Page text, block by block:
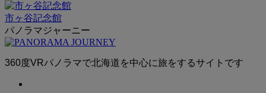
市ヶ谷記念館
パノラマジャーニー
360度VRパノラマで北海道を中心に旅をするサイトです